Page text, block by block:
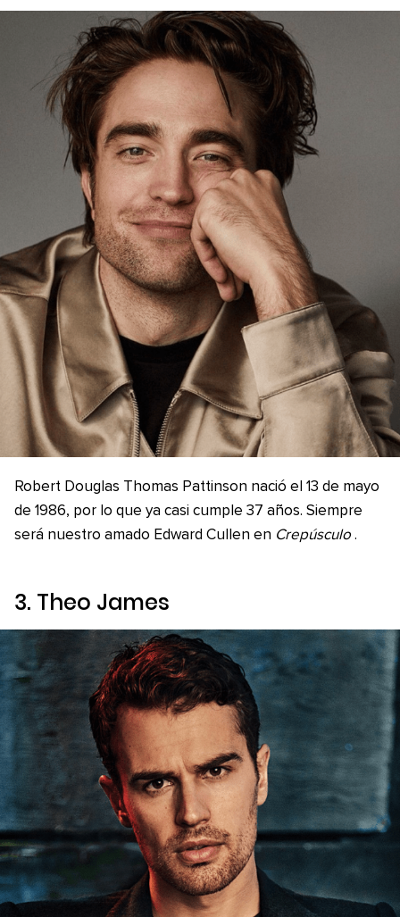
Robert Douglas Thomas Pattinson nació el 13 de mayo
de 1986, por lo que ya casi cumple 37 años. Siempre
será nuestro amado Edward Cullen en Crepúsculo .
3. Theo James